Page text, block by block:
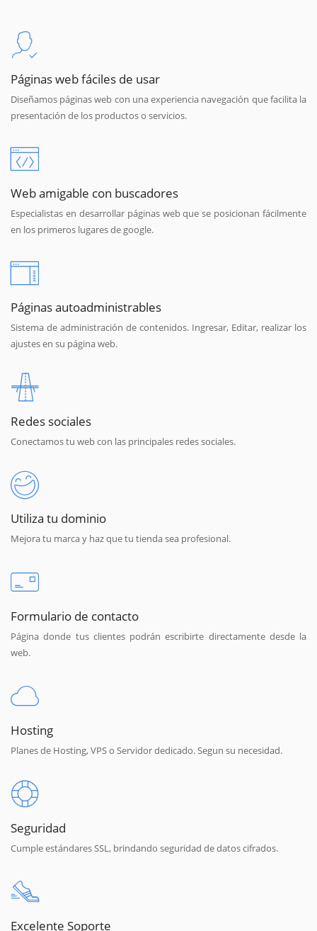
Páginas web fáciles de usar
Diseñamos páginas web con una experiencia navegación que facilita la
presentación de los productos o servicios.
Web amigable con buscadores
Especialistas en desarrollar páginas web que se posicionan fácilmente
en los primeros lugares de google.
Páginas autoadministrables
Sistema de administración de contenidos. Ingresar, Editar, realizar los
ajustes en su página web.
Redes sociales
Conectamos tu web con las principales redes sociales.
Utiliza tu dominio
Mejora tu marca y haz que tu tienda sea profesional.
Formulario de contacto
Página donde tus clientes podrán escribirte directamente desde la
web.
Hosting
Planes de Hosting, VPS o Servidor dedicado. Segun su necesidad.
Seguridad
Cumple estándares SSL, brindando seguridad de datos cifrados.
Excelente Soporte